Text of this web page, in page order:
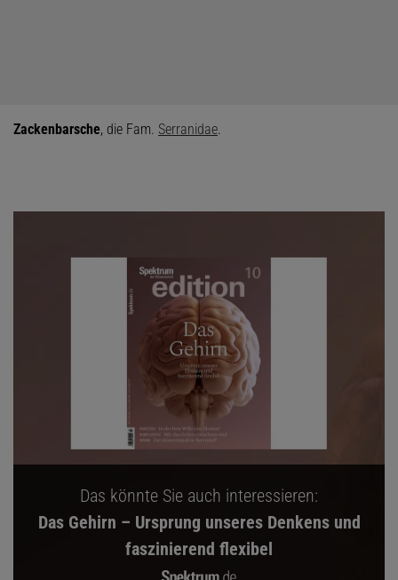
Zackenbarsche, die Fam. Serranidae.
Das könnte Sie auch interessieren:
Das Gehirn – Ursprung unseres Denkens und
faszinierend flexibel